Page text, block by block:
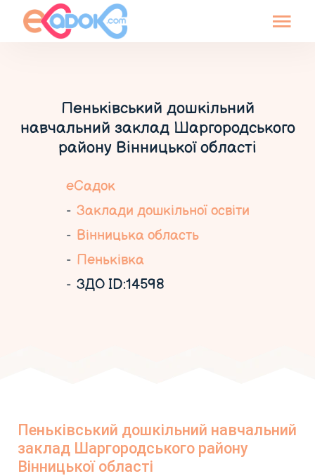
Пеньківський дошкільний
навчальний заклад Шаргородського
району Вінницької області
еСадок
Заклади дошкільної освіти
Вінницька область
Пеньківка
ЗДО ID:14598
Пеньківський дошкільний навчальний
заклад Шаргородського району
Вінницької області